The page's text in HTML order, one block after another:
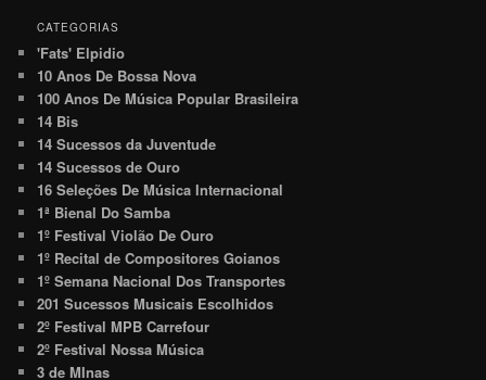
CATEGORIAS
'Fats' Elpidio
10 Anos De Bossa Nova
100 Anos De Música Popular Brasileira
14 Bis
14 Sucessos da Juventude
14 Sucessos de Ouro
16 Seleções De Música Internacional
1ª Bienal Do Samba
1º Festival Violão De Ouro
1º Recital de Compositores Goianos
1º Semana Nacional Dos Transportes
201 Sucessos Musicais Escolhidos
2º Festival MPB Carrefour
2º Festival Nossa Música
3 de MInas